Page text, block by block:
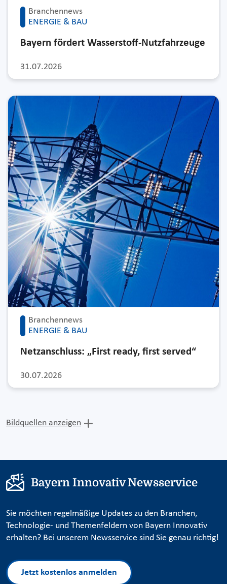
Branchennews
ENERGIE & BAU
31.07.2026
Bayern fördert Wasserstoff-Nutzfahrzeuge
Branchennews
ENERGIE & BAU
30.07.2026
Netzanschluss: „First ready, first served“
Bildquellen anzeigen
Bayern Innovativ Newsservice
Sie möchten regelmäßige Updates zu den Branchen,
Technologie- und Themenfeldern von Bayern Innovativ
erhalten? Bei unserem Newsservice sind Sie genau richtig!
Jetzt kostenlos anmelden